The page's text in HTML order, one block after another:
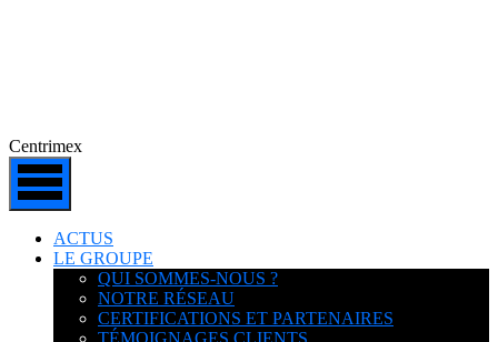
Centrimex
ACTUS
LE GROUPE
QUI SOMMES-NOUS ?
NOTRE RÉSEAU
CERTIFICATIONS ET PARTENAIRES
TÉMOIGNAGES CLIENTS